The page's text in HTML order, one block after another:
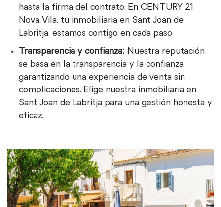
hasta la firma del contrato. En CENTURY 21
Nova Vila, tu inmobiliaria en Sant Joan de
Labritja, estamos contigo en cada paso.
Transparencia y confianza: Nuestra reputación
se basa en la transparencia y la confianza,
garantizando una experiencia de venta sin
complicaciones. Elige nuestra inmobiliaria en
Sant Joan de Labritja para una gestión honesta y
eficaz.